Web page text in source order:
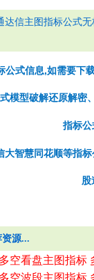
达信主图指标公式
公式信息,如需要下
模型破解还原解密
指标公
大智慧同花顺等指
股
源...
空看盘主图指标
空波段主图指标